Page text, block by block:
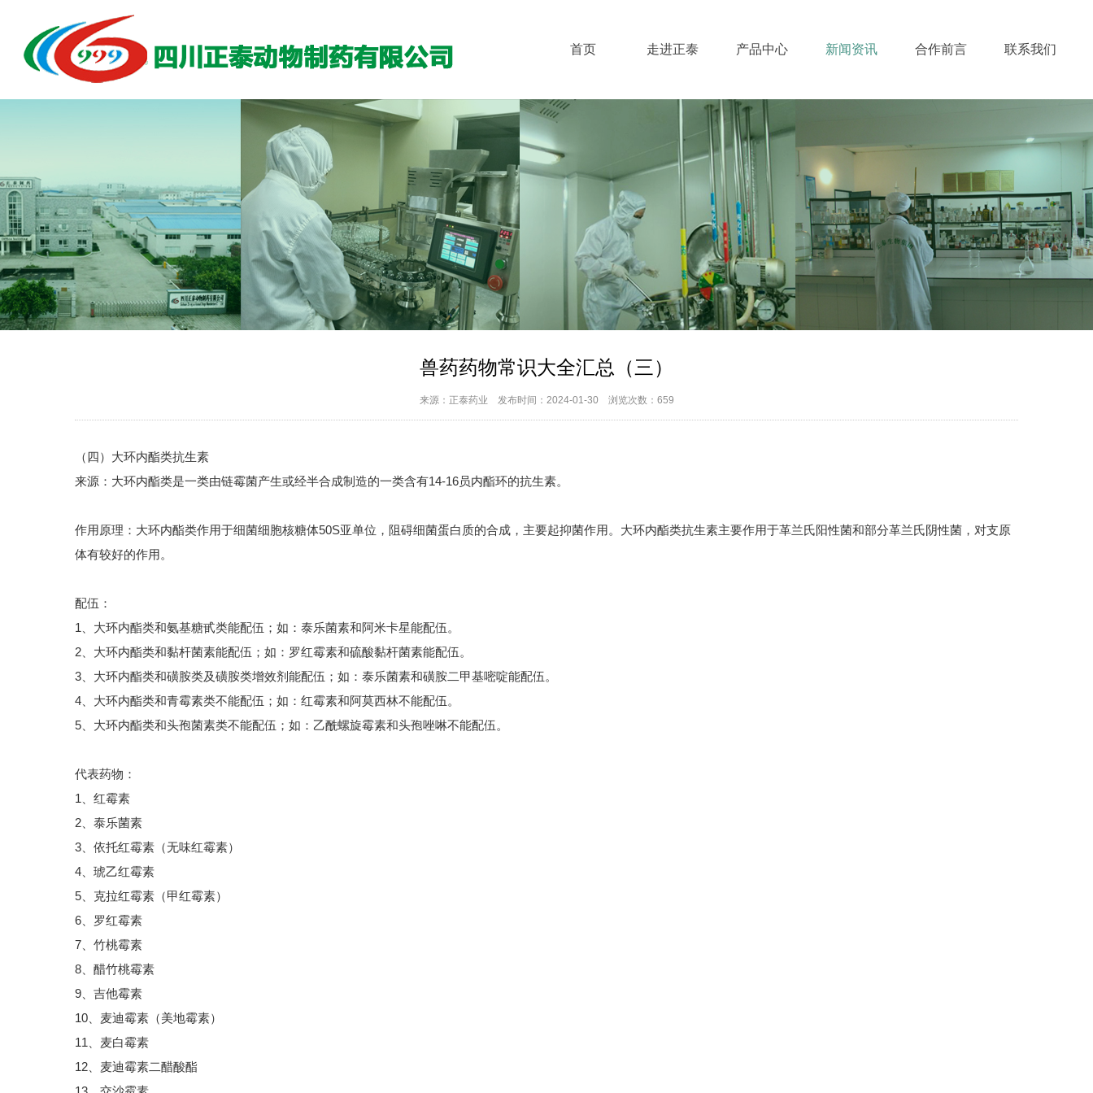
首页 走进正泰 产品中心 新闻资讯 合作前言 联系我们
兽药药物常识大全汇总（三）
来源： 正泰药业 发布时间： 2024-01-30 浏览次数： 659
（四）大环内酯类抗生素
来源：大环内酯类是一类由链霉菌产生或经半合成制造的一类含有14-16员内酯环的抗生素。
作用原理：大环内酯类作用于细菌细胞核糖体50S亚单位，阻碍细菌蛋白质的合成，主要起抑菌作用。大环内酯类抗生素主要作用于革兰氏阳性菌和部分革兰氏阴性菌，对支原
体有较好的作用。
配伍：
1、大环内酯类和氨基糖甙类能配伍；如：泰乐菌素和阿米卡星能配伍。
2、大环内酯类和黏杆菌素能配伍；如：罗红霉素和硫酸黏杆菌素能配伍。
3、大环内酯类和磺胺类及磺胺类增效剂能配伍；如：泰乐菌素和磺胺二甲基嘧啶能配伍。
4、大环内酯类和青霉素类不能配伍；如：红霉素和阿莫西林不能配伍。
5、大环内酯类和头孢菌素类不能配伍；如：乙酰螺旋霉素和头孢唑啉不能配伍。
代表药物：
1、红霉素
2、泰乐菌素
3、依托红霉素（无味红霉素）
4、琥乙红霉素
5、克拉红霉素（甲红霉素）
6、罗红霉素
7、竹桃霉素
8、醋竹桃霉素
9、吉他霉素
10、麦迪霉素（美地霉素）
11、麦白霉素
12、麦迪霉素二醋酸酯